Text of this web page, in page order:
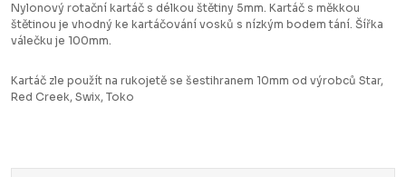
Nylonový rotační kartáč s délkou štětiny 5mm. Kartáč s měkkou
štětinou je vhodný ke kartáčování vosků s nízkým bodem tání. Šířka
válečku je 100mm.
Kartáč zle použít na rukojetě se šestihranem 10mm od výrobců Star,
Red Creek, Swix, Toko